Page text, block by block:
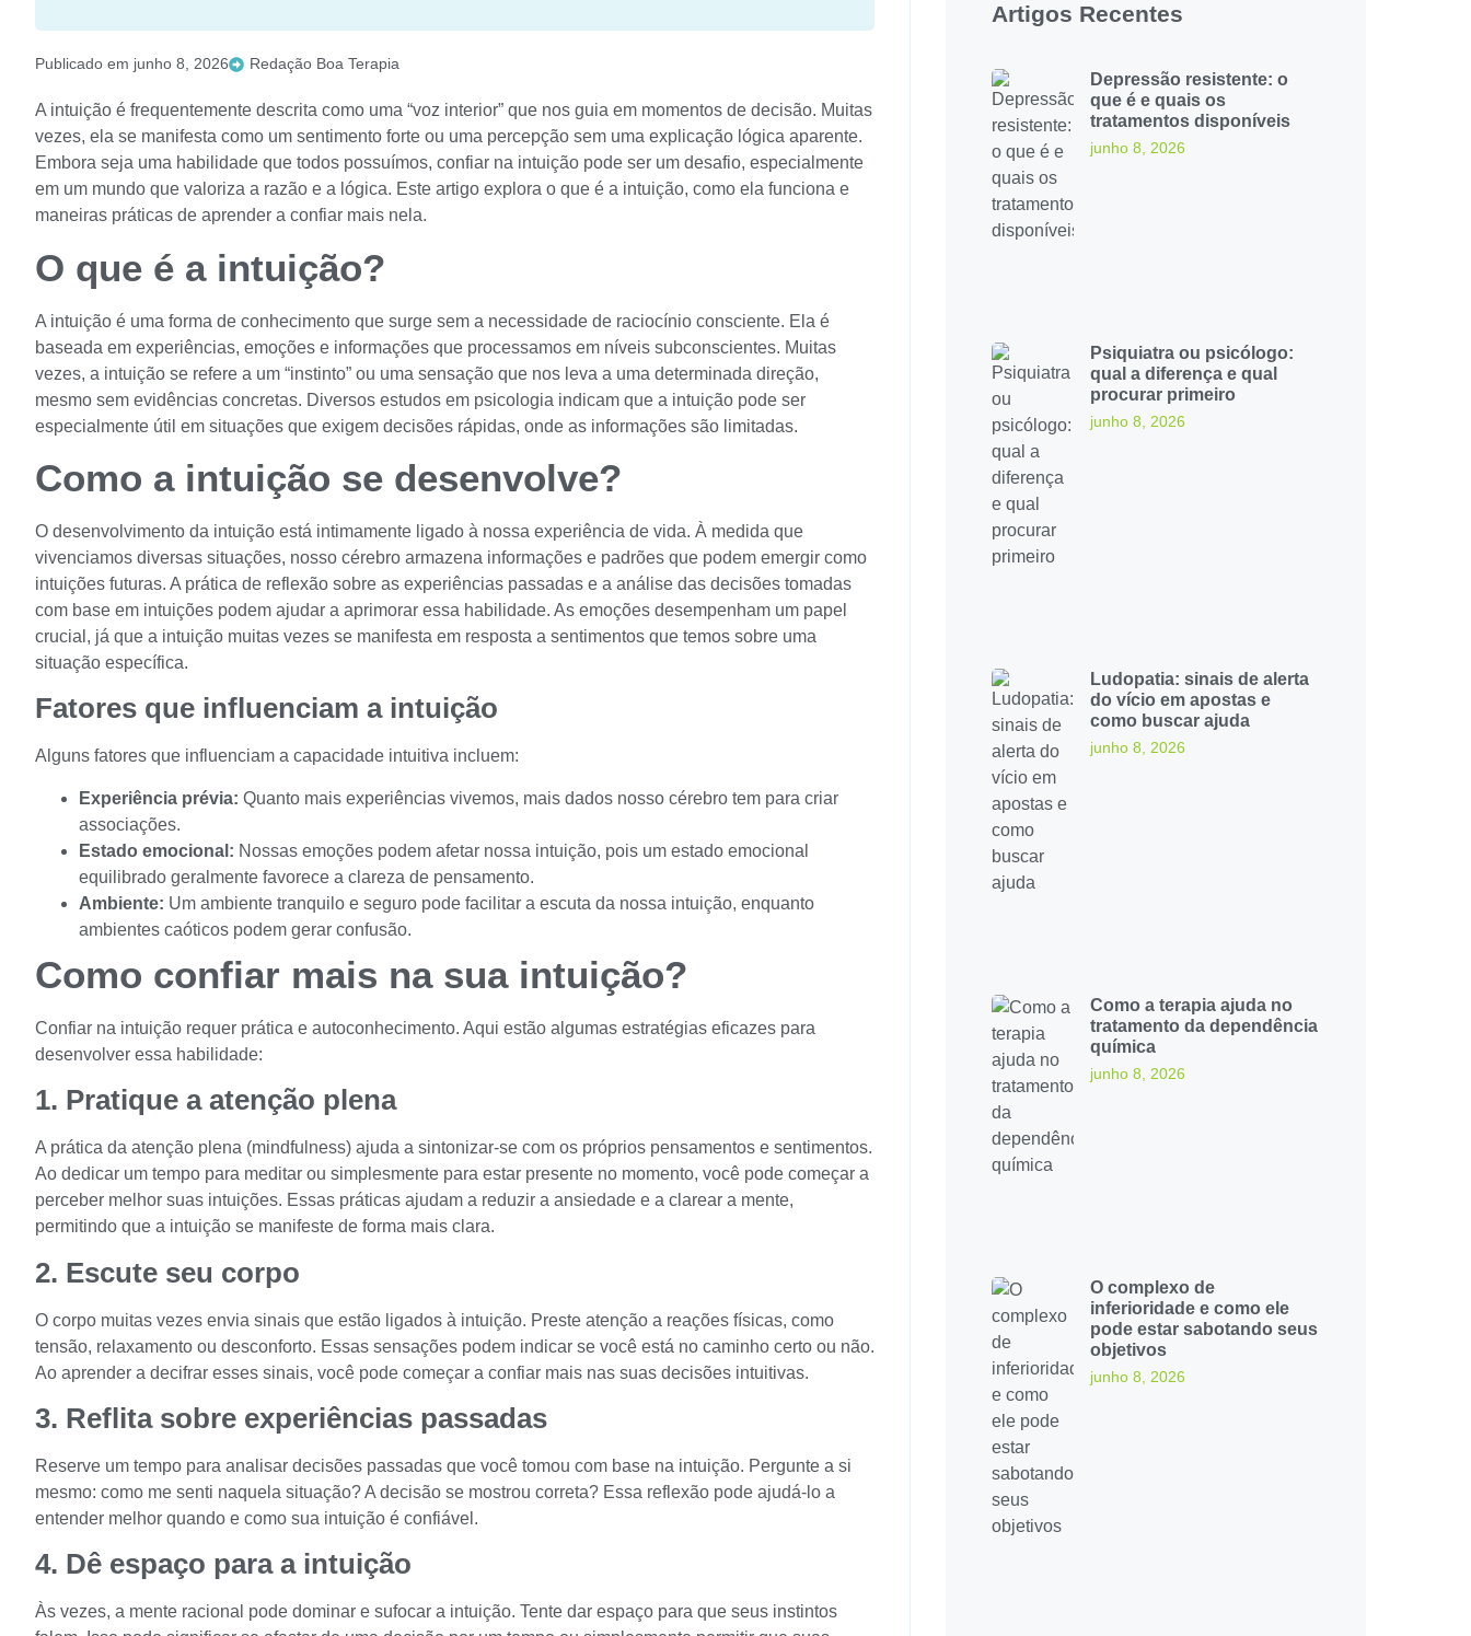
Publicado em junho 8, 2026 Redação Boa Terapia
A intuição é frequentemente descrita como uma “voz interior” que nos guia em momentos de decisão. Muitas
vezes, ela se manifesta como um sentimento forte ou uma percepção sem uma explicação lógica aparente.
Embora seja uma habilidade que todos possuímos, confiar na intuição pode ser um desafio, especialmente
em um mundo que valoriza a razão e a lógica. Este artigo explora o que é a intuição, como ela funciona e
maneiras práticas de aprender a confiar mais nela.
O que é a intuição?
A intuição é uma forma de conhecimento que surge sem a necessidade de raciocínio consciente. Ela é
baseada em experiências, emoções e informações que processamos em níveis subconscientes. Muitas
vezes, a intuição se refere a um “instinto” ou uma sensação que nos leva a uma determinada direção,
mesmo sem evidências concretas. Diversos estudos em psicologia indicam que a intuição pode ser
especialmente útil em situações que exigem decisões rápidas, onde as informações são limitadas.
Como a intuição se desenvolve?
O desenvolvimento da intuição está intimamente ligado à nossa experiência de vida. À medida que
vivenciamos diversas situações, nosso cérebro armazena informações e padrões que podem emergir como
intuições futuras. A prática de reflexão sobre as experiências passadas e a análise das decisões tomadas
com base em intuições podem ajudar a aprimorar essa habilidade. As emoções desempenham um papel
crucial, já que a intuição muitas vezes se manifesta em resposta a sentimentos que temos sobre uma
situação específica.
Fatores que influenciam a intuição
Alguns fatores que influenciam a capacidade intuitiva incluem:
Experiência prévia: Quanto mais experiências vivemos, mais dados nosso cérebro tem para criar
associações.
Estado emocional: Nossas emoções podem afetar nossa intuição, pois um estado emocional
equilibrado geralmente favorece a clareza de pensamento.
Ambiente: Um ambiente tranquilo e seguro pode facilitar a escuta da nossa intuição, enquanto
ambientes caóticos podem gerar confusão.
Como confiar mais na sua intuição?
Confiar na intuição requer prática e autoconhecimento. Aqui estão algumas estratégias eficazes para
desenvolver essa habilidade:
1. Pratique a atenção plena
A prática da atenção plena (mindfulness) ajuda a sintonizar-se com os próprios pensamentos e sentimentos.
Ao dedicar um tempo para meditar ou simplesmente para estar presente no momento, você pode começar a
perceber melhor suas intuições. Essas práticas ajudam a reduzir a ansiedade e a clarear a mente,
permitindo que a intuição se manifeste de forma mais clara.
2. Escute seu corpo
O corpo muitas vezes envia sinais que estão ligados à intuição. Preste atenção a reações físicas, como
tensão, relaxamento ou desconforto. Essas sensações podem indicar se você está no caminho certo ou não.
Ao aprender a decifrar esses sinais, você pode começar a confiar mais nas suas decisões intuitivas.
3. Reflita sobre experiências passadas
Reserve um tempo para analisar decisões passadas que você tomou com base na intuição. Pergunte a si
mesmo: como me senti naquela situação? A decisão se mostrou correta? Essa reflexão pode ajudá-lo a
entender melhor quando e como sua intuição é confiável.
4. Dê espaço para a intuição
Às vezes, a mente racional pode dominar e sufocar a intuição. Tente dar espaço para que seus instintos
Artigos Recentes
Depressão resistente: o
que é e quais os
tratamentos disponíveis
junho 8, 2026
Psiquiatra ou psicólogo:
qual a diferença e qual
procurar primeiro
junho 8, 2026
Ludopatia: sinais de alerta
do vício em apostas e
como buscar ajuda
junho 8, 2026
Como a terapia ajuda no
tratamento da dependência
química
junho 8, 2026
O complexo de
inferioridade e como ele
pode estar sabotando seus
objetivos
junho 8, 2026